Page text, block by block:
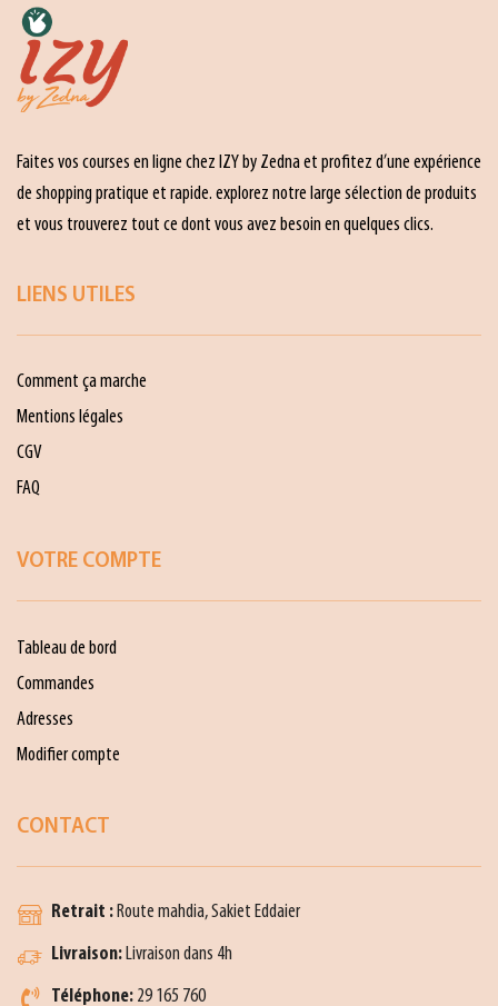
Faites vos courses en ligne chez IZY by Zedna et profitez d’une expérience
de shopping pratique et rapide. explorez notre large sélection de produits
et vous trouverez tout ce dont vous avez besoin en quelques clics.
LIENS UTILES
Comment ça marche
Mentions légales
CGV
FAQ
VOTRE COMPTE
Tableau de bord
Commandes
Adresses
Modifier compte
CONTACT
Retrait :Route mahdia, Sakiet Eddaier
Livraison:Livraison dans 4h
Téléphone: 29 165 760